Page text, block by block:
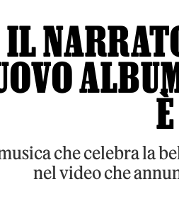
IL
che celebra la
nel video che